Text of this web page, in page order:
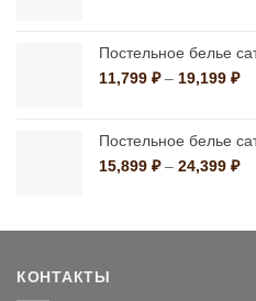
–
Постельное белье
11,799 ₽ – 19,199 ₽
–
Постельное белье
15,899 ₽ – 24,399 ₽
–
КОНТАКТЫ